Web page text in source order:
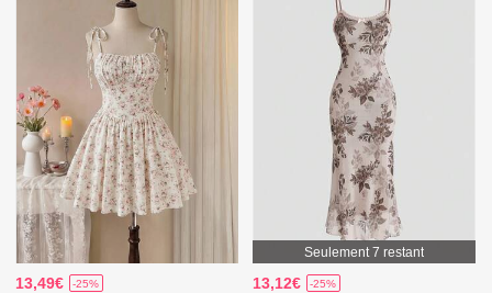
13,49€ -25%
Seulement 7 restant
13,12€ -25%